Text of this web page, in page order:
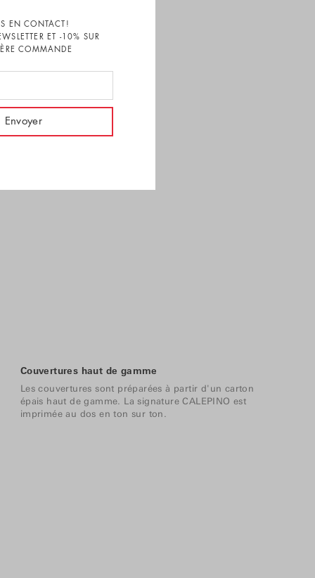
EN CONTACT!
ET -10% SUR
COMMANDE
Couvertures haut de gamme
Les couvertures sont préparées à partir d'un carton
épais haut de gamme. La signature CALEPINO est
imprimée au dos en ton sur ton.